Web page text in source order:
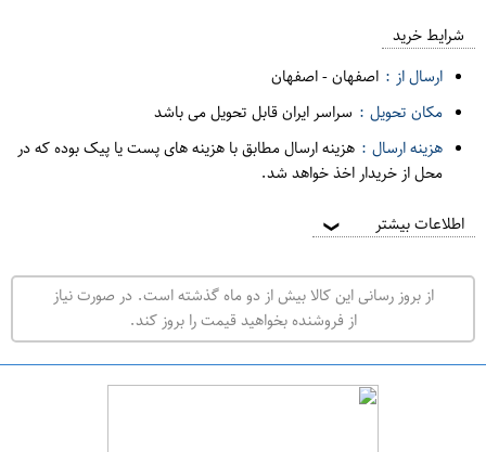
م
د
ه
ف
ر
و
ش
ی
ت
ه
ر
ا
شرایط خرید
ارسال از : اصفهان-اصفهان
مکان تحویل : سراسر ایران قابل تحویل می باشد
هزینه ارسال : هزینه ارسال مطابق با هزینه های پست یا پیک بوده که در
محل از خریدار اخذ خواهد شد.
اطلاعات بیشتر ❯
از بروز رسانی این کالا بیش از دو ماه گذشته است. در صورت نیاز
از فروشنده بخواهید قیمت را بروز کند.